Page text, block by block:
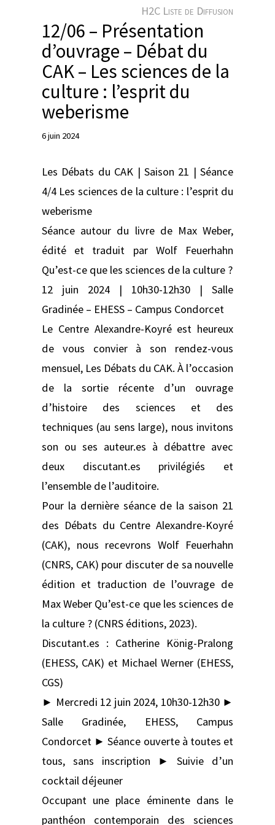
r
H2C Liste de Diffusion
12/06 – Présentation
d’ouvrage – Débat du
CAK – Les sciences de la
culture : l’esprit du
weberisme
6 juin 2024
Les Débats du CAK | Saison 21 | Séance
4/4 Les sciences de la culture : l’esprit du
weberisme
Séance autour du livre de Max Weber,
édité et traduit par Wolf Feuerhahn
Qu’est-ce que les sciences de la culture ?
12 juin 2024 | 10h30-12h30 | Salle
Gradinée – EHESS – Campus Condorcet
Le Centre Alexandre-Koyré est heureux
de vous convier à son rendez-vous
mensuel, Les Débats du CAK. À l’occasion
de la sortie récente d’un ouvrage
d’histoire des sciences et des
techniques (au sens large), nous invitons
son ou ses auteur.es à débattre avec
deux discutant.es privilégiés et
l’ensemble de l’auditoire.
Pour la dernière séance de la saison 21
des Débats du Centre Alexandre-Koyré
(CAK), nous recevrons Wolf Feuerhahn
(CNRS, CAK) pour discuter de sa nouvelle
édition et traduction de l’ouvrage de
Max Weber Qu’est-ce que les sciences de
la culture ? (CNRS éditions, 2023).
Discutant.es : Catherine König-Pralong
(EHESS, CAK) et Michael Werner (EHESS,
CGS)
► Mercredi 12 juin 2024, 10h30-12h30 ►
Salle Gradinée, EHESS, Campus
Condorcet ► Séance ouverte à toutes et
tous, sans inscription ► Suivie d’un
cocktail déjeuner
Occupant une place éminente dans le
panthéon contemporain des sciences